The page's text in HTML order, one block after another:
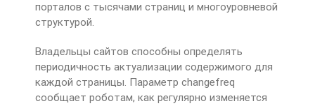
порталов с тысячами страниц и многоуровневой
структурой.
Владельцы сайтов способны определять
периодичность актуализации содержимого для
каждой страницы. Параметр changefreq
сообщает роботам, как регулярно изменяется